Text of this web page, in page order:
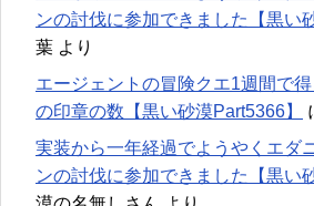
ンの討伐に参加できました【黒い
葉 より
エージェントの冒険クエ1週間で
の印章の数【黒い砂漠Part5366】
実装から一年経過でようやくエダ
ンの討伐に参加できました【黒い